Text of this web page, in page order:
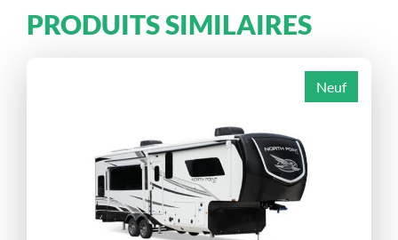
PRODUITS SIMILAIRES
Neuf